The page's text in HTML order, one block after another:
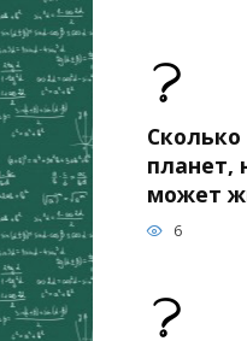
планет,
может
6